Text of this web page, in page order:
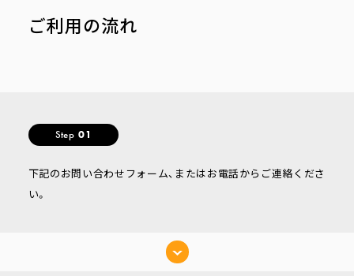
ご利用の流れ
Step 01
下記のお問い合わせフォーム、またはお電話からご連絡くださ
い。